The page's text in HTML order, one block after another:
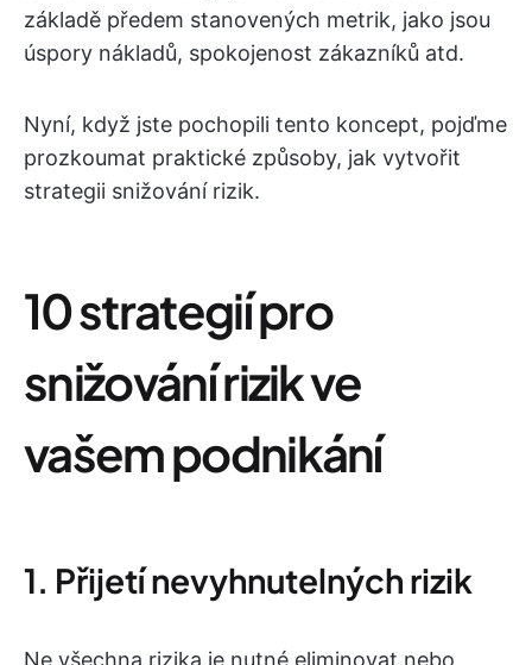
základě předem stanovených metrik, jako jsou
úspory nákladů, spokojenost zákazníků atd.
Nyní, když jste pochopili tento koncept, pojďme
prozkoumat praktické způsoby, jak vytvořit
strategii snižování rizik.
10 strategií pro
snižování rizik ve
vašem podnikání
1. Přijetí nevyhnutelných rizik
Ne všechna rizika je nutné eliminovat nebo